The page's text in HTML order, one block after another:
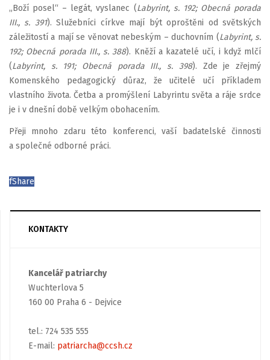
„Boží posel“ – legát, vyslanec (Labyrint, s. 192; Obecná porada
III., s. 391). Služebníci církve mají být oproštěni od světských
záležitostí a mají se věnovat nebeským – duchovním (Labyrint, s.
192; Obecná porada III., s. 388). Kněží a kazatelé učí, i když mlčí
(Labyrint, s. 191; Obecná porada III., s. 398). Zde je zřejmý
Komenského pedagogický důraz, že učitelé učí příkladem
vlastního života. Četba a promýšlení Labyrintu světa a ráje srdce
je i v dnešní době velkým obohacením.
Přeji mnoho zdaru této konferenci, vaší badatelské činnosti
a společné odborné práci.
fShare
KONTAKTY
Kancelář patriarchy
Wuchterlova 5
160 00 Praha 6 - Dejvice
tel.: 724 535 555
E-mail: patriarcha@ccsh.cz